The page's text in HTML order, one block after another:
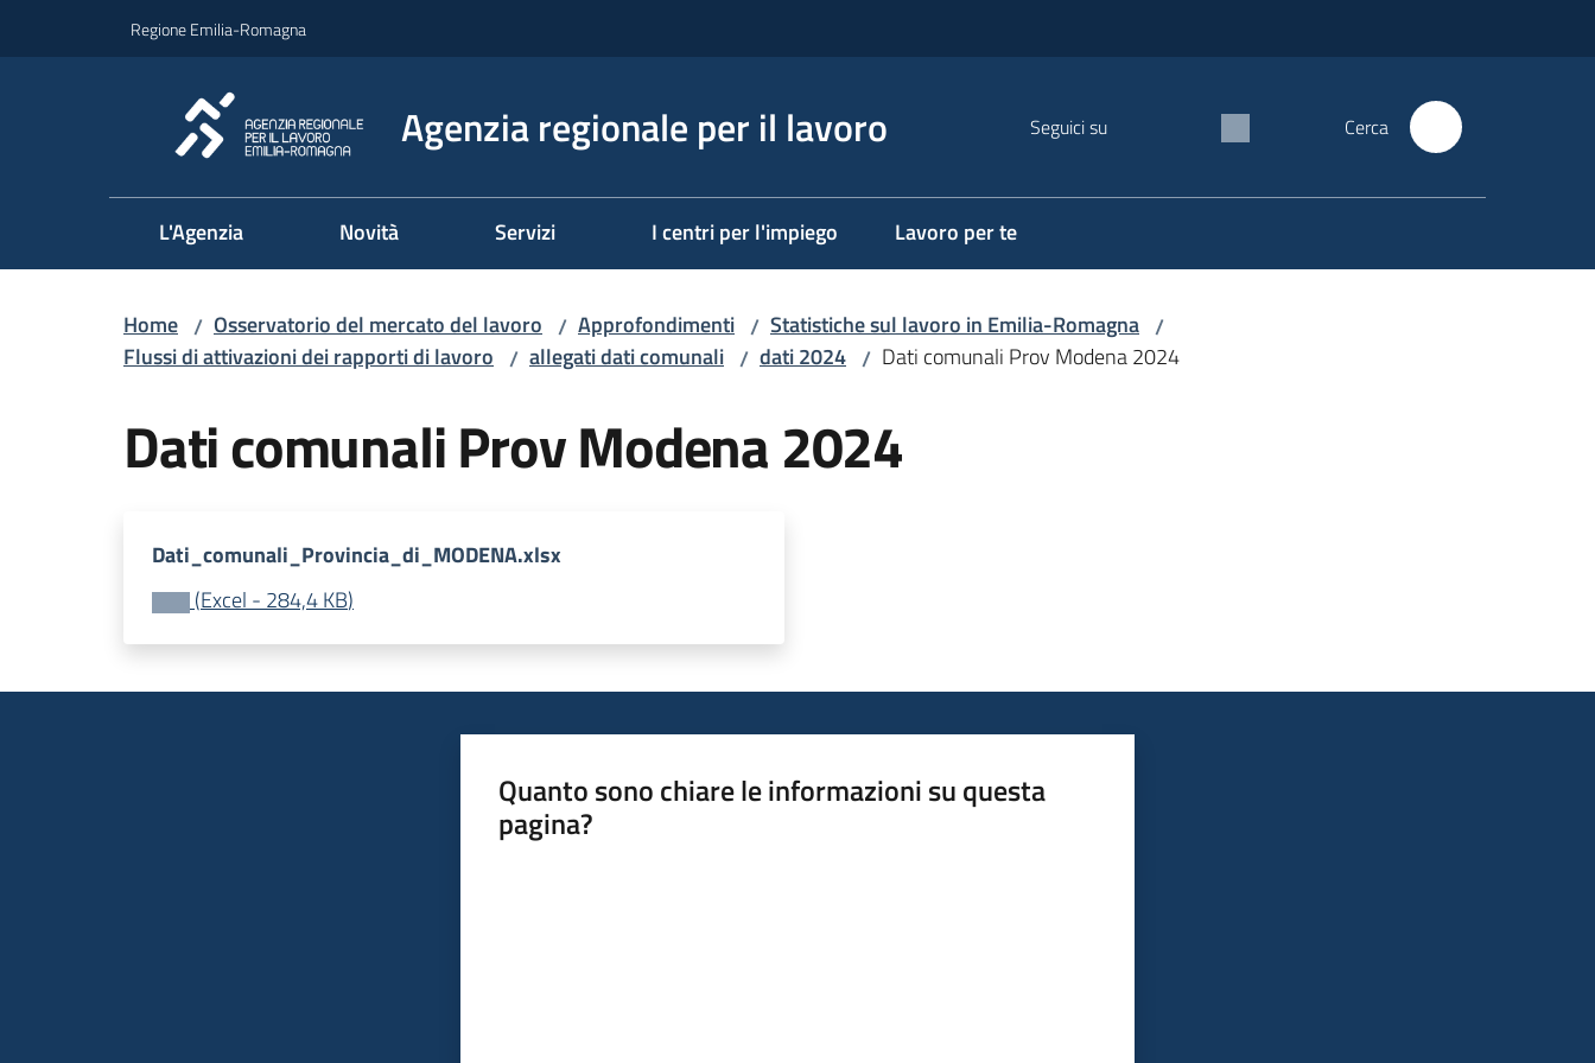
Regione Emilia-Romagna
Agenzia regionale per il lavoro Seguici su Cerca
L'Agenzia Novità Servizi I centri per l'impiego Lavoro per te
Home / Osservatorio del mercato del lavoro / Approfondimenti / Statistiche sul lavoro in Emilia-Romagna /
Flussi di attivazioni dei rapporti di lavoro / allegati dati comunali / dati 2024 / Dati comunali Prov Modena 2024
Dati comunali Prov Modena 2024
Dati_comunali_Provincia_di_MODENA.xlsx
(Excel - 284,4 KB)
Quanto sono chiare le informazioni su questa
pagina?